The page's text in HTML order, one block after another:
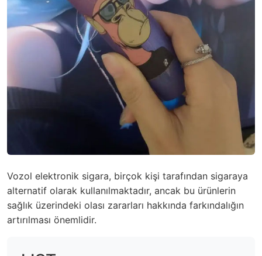
Vozol elektronik sigara, birçok kişi tarafından sigaraya
alternatif olarak kullanılmaktadır, ancak bu ürünlerin
sağlık üzerindeki olası zararları hakkında farkındalığın
artırılması önemlidir.